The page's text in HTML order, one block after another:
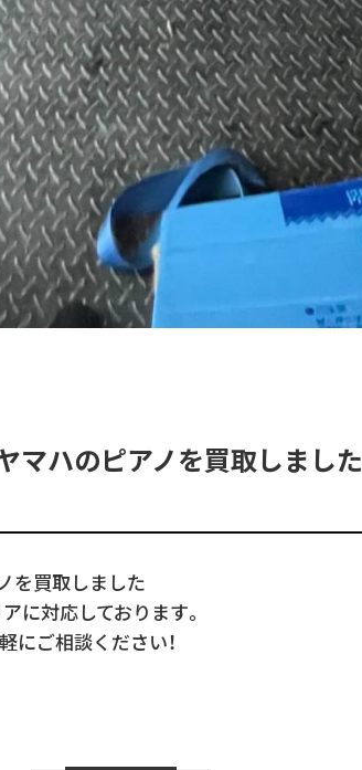
マハのピアノを買取しました
を買取しました
に対応しております。
にご相談ください！